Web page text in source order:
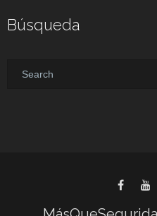
Búsqueda